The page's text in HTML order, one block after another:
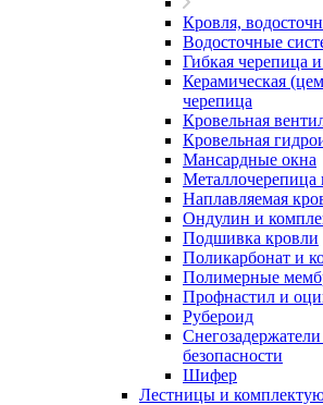
Кровля,
Водосточные
Гибкая черепица
Керамическая
черепица
Кровельная
Кровельная
Мансардные окна
Наплавляемая
Ондулин и
Подшивка кровли
Поликарбонат и
Полимерные
Профнастил и
Рубероид
безопасности
Шифер
Лестницы и